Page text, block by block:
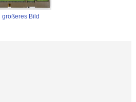
größeres Bild